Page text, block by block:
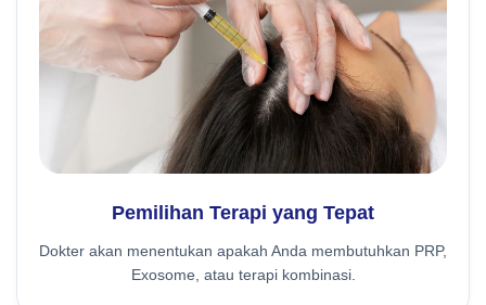
Pemilihan Terapi yang Tepat
Dokter akan menentukan apakah Anda membutuhkan PRP,
Exosome, atau terapi kombinasi.